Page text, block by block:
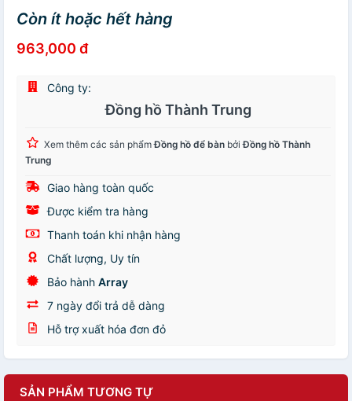
Còn ít hoặc hết hàng
963,000 đ
Công ty:
Đồng hồ Thành Trung
Xem thêm các sản phẩmĐồng hồ để bàn bởiĐồng hồ Thành
Trung
Giao hàng toàn quốc
Được kiểm tra hàng
Thanh toán khi nhận hàng
Chất lượng, Uy tín
Bảo hành Array
7 ngày đổi trả dễ dàng
Hỗ trợ xuất hóa đơn đỏ
SẢN PHẨM TƯƠNG TỰ